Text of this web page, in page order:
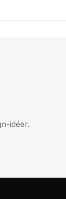
idéer.